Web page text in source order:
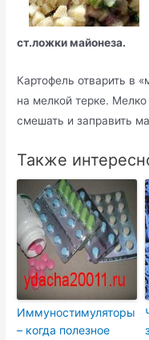
ст.ложки майонеза.
Картофель отварить в
на мелкой терке.
смешать и заправить
Также
Иммуностимуляторы
– когда полезное